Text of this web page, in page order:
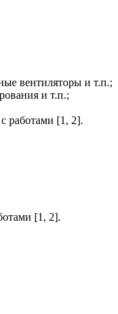
вентиляторы и т.п.;
и т.п.;
работами [1, 2].
[1, 2].